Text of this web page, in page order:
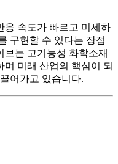
응 속도가 빠르고 미세하
구현할 수 있다는 장점
브는 고기능성 화학소재
미래 산업의 핵심이 되
어가고 있습니다.